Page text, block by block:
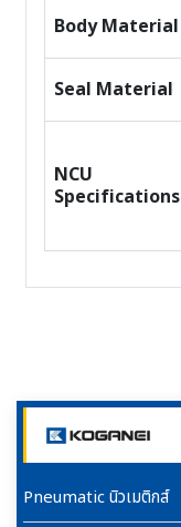
Pneumatic นิวเมติกส์
Body Material
Seal Material
NCU
Specifications